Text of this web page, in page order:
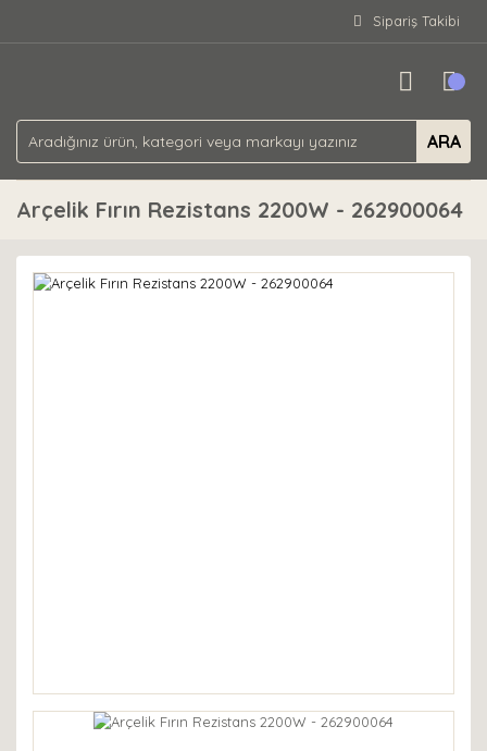
Sipariş Takibi
ARA
Arçelik Fırın Rezistans 2200W - 262900064